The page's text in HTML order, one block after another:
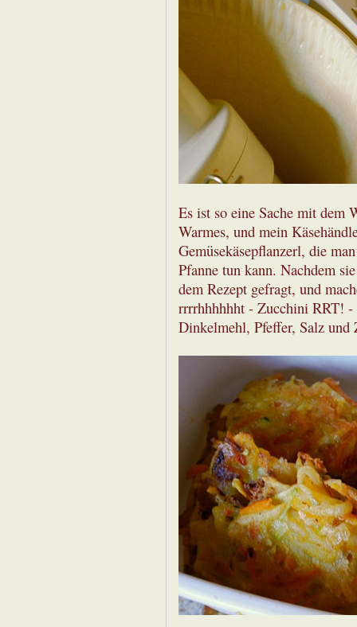
Es ist so eine Sache mit dem
Warmes, und mein
Gemüsekäsepflanzerl, die
Pfanne tun kann. Nachdem
dem Rezept gefragt, und
rrrrhhhhhht - Zucchini RRT!
Dinkelmehl, Pfeffer, Salz und